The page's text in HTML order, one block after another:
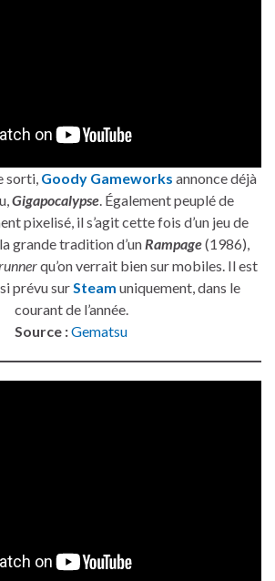
sorti, Goody Gameworks annonce déjà
Gigapocalypse. Également peuplé de
pixelisé, il s’agit cette fois d’un jeu de
grande tradition d’unRampage(1986),
qu’on verrait bien sur mobiles. Il est
prévu surSteam uniquement, dans le
courant de l’année.
Source :Gematsu